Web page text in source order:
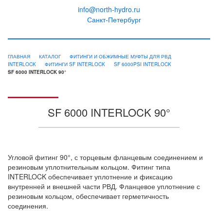
info@north-hydro.ru
Санкт-Петербург
ГЛАВНАЯ КАТАЛОГ
ФИТИНГИ И ОБЖИМНЫЕ МУФТЫ ДЛЯ РВД
INTERLOCK
ФИТИНГИ SF INTERLOCK
SF 6000PSI INTERLOCK
SF 6000 INTERLOCK 90°
SF 6000 INTERLOCK 90°
Угловой фитинг 90°, с торцевым фланцевым соединением и
резиновым уплотнительным кольцом. Фитинг типа
INTERLOCK обеспечивает уплотнение и фиксацию
внутренней и внешней части РВД. Фланцевое уплотнение с
резиновым кольцом, обеспечивает герметичность
соединения.